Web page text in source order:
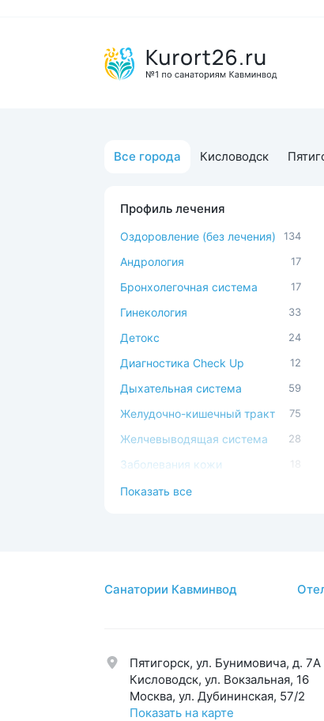
Все города Кисловодск
Профиль лечения
Оздоровление (без лечения) 134
Андрология 17
Бронхолегочная система 17
Гинекология 33
Детокс 24
Диагностика Check Up 12
Дыхательная система 59
Желудочно-кишечный тракт 75
Желчевыводящая система 28
Заболевания кожи 18
Иммунная система
Мочеполовая система 39
Общетерапевтический 123
Показать все
Санатории Кавминвод
Пятигорск, ул. Бунимовича, д. 7A
Кисловодск, ул. Вокзальная, 16
Москва, ул. Дубининская, 57/2
Показать на карте